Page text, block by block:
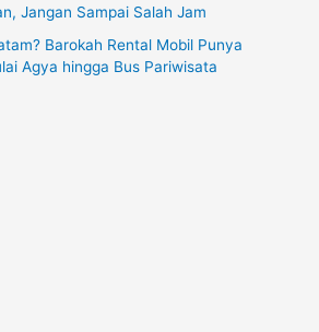
Jangan Sampai Salah Jam
Barokah Rental Mobil Punya
Agya hingga Bus Pariwisata